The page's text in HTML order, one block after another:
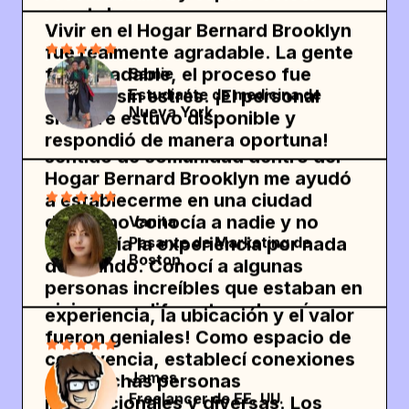
Vivir en el Hogar Bernard Brooklyn
fue realmente agradable. La gente
fue agradable, el proceso fue
fluido y sin estrés. ¡El personal
siempre estuvo disponible y
respondió de manera oportuna!
Samie
Estudiante de medicina de
Nueva York
¡Tuve una increíble experiencia de
convivencia con SharedEasy! El
sentido de comunidad dentro del
Hogar Bernard Brooklyn me ayudó
a establecerme en una ciudad
donde no conocía a nadie y no
cambiaría la experiencia por nada
del mundo. Conocí a algunas
personas increíbles que estaban en
viajes muy diferentes a los míos, e
intercambiar historias hizo que mi
tiempo allí fuera inolvidable. ¡5/5
estrellas!
Vanita
Pasante de Marketing de
Boston
Gracias por la estancia. ¡La
experiencia, la ubicación y el valor
fueron geniales! Como espacio de
convivencia, establecí conexiones
con muchas personas
internacionales y diversas. Los
James
Freelancer de EE. UU.
Disfruté de mi estadía en